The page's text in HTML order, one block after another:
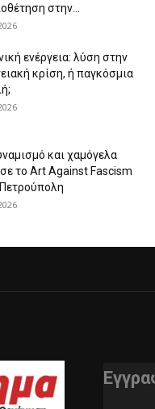
στην...
ενέργεια: λύση στην
κρίση, ή παγκόσμια
και χαμόγελα
το Art Against Fascism